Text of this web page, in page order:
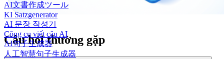
AI文書作成ツール
KI Satzgenerator
AI 문장 작성기
Công cụ viết câu AI
AI句子生成器
人工智慧句子生成器
Câu hỏi thường gặp